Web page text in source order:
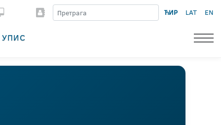
ЋИР LAT EN
УПИС